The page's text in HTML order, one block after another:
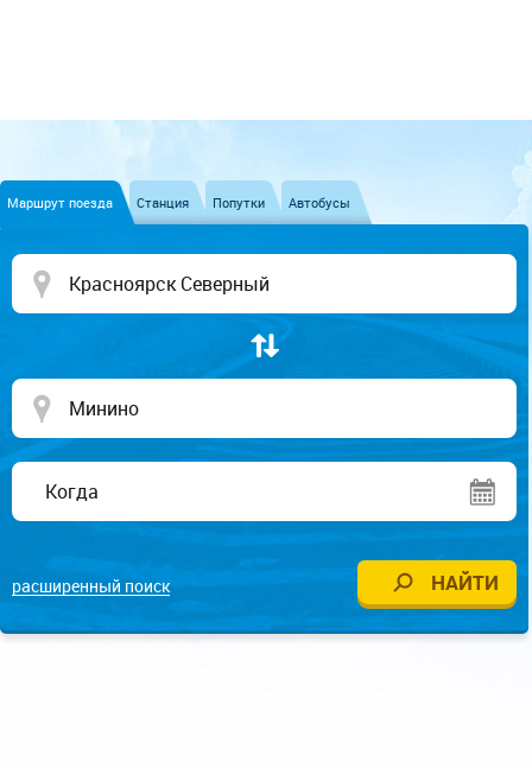
Маршрут поезда Станция Попутки Автобусы
расширенный поиск